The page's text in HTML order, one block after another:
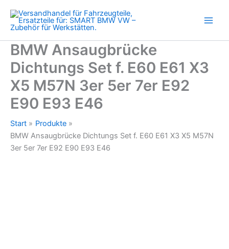
Inhalt
springen
BMW Ansaugbrücke
Dichtungs Set f. E60 E61 X3
X5 M57N 3er 5er 7er E92
E90 E93 E46
Start
Produkte
BMW Ansaugbrücke Dichtungs Set f. E60 E61 X3 X5 M57N
3er 5er 7er E92 E90 E93 E46
E61
X3
X5
M57N
3er
5er
7er
E92
E93